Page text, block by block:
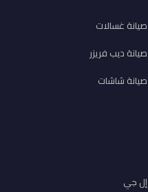
صيانة غسالات
صيانة ديب فريزر
صيانة شاشات
إل جي